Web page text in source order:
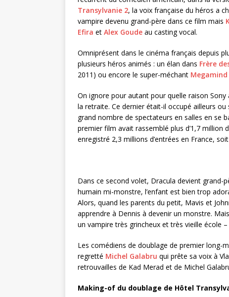
Transylvanie 2, la voix française du héros a
vampire devenu grand-père dans ce film mais
Efira et Alex Goude au casting vocal.
Omniprésent dans le cinéma français depuis
plusieurs héros animés : un élan dans Frère
2011) ou encore le super-méchant Megamind
On ignore pour autant pour quelle raison Sony
la retraite. Ce dernier était-il occupé ailleurs
grand nombre de spectateurs en salles en se
premier film avait rassemblé plus d’1,7 million
enregistré 2,3 millions d’entrées en France,
Dans ce second volet, Dracula devient grand-
humain mi-monstre, l’enfant est bien trop
Alors, quand les parents du petit, Mavis et
apprendre à Dennis à devenir un monstre.
un vampire très grincheux et très vieille école
Les comédiens de doublage de premier long-
regretté Michel Galabru qui prête sa voix à
retrouvailles de Kad Merad et de Michel
Making-of du doublage de Hôtel